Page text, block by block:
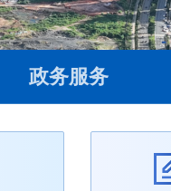
政务服务